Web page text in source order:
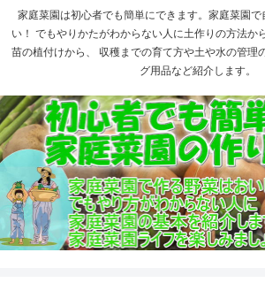
家庭菜園は初心者でも簡単にできます。家庭菜園で
い！ でもやりかたがわからない人に土作りの方法か
苗の植付けから、 収穫までの育て方や土や水の管理
グ用品など紹介します。